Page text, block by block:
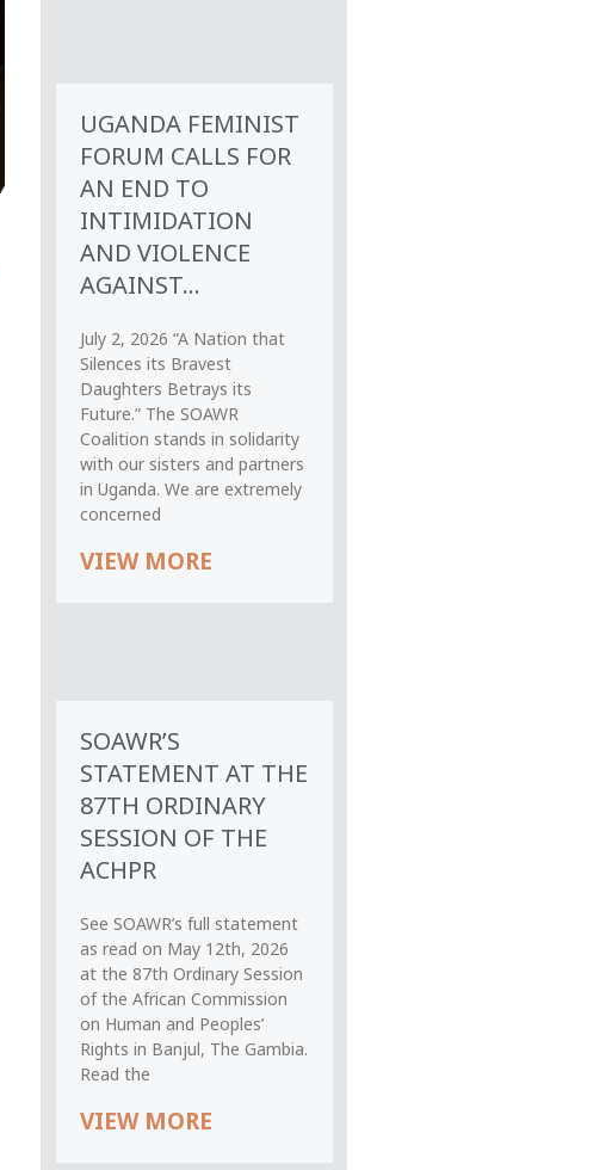
UGANDA FEMINIST
FORUM CALLS FOR
AN END TO
INTIMIDATION
AND VIOLENCE
AGAINST...
July 2, 2026 “A Nation that
Silences its Bravest
Daughters Betrays its
Future.” The SOAWR
Coalition stands in solidarity
with our sisters and partners
in Uganda. We are extremely
concerned
VIEW MORE
SOAWR’S
STATEMENT AT THE
87TH ORDINARY
SESSION OF THE
ACHPR
See SOAWR’s full statement
as read on May 12th, 2026
at the 87th Ordinary Session
of the African Commission
on Human and Peoples’
Rights in Banjul, The Gambia.
Read the
VIEW MORE